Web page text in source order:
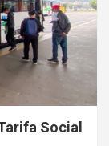
Social